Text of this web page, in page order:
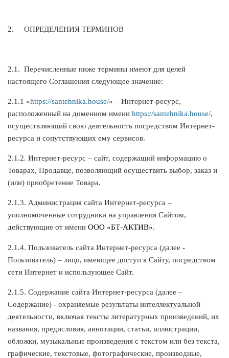
2. ОПРЕДЕЛЕНИЯ ТЕРМИНОВ
2.1. Перечисленные ниже термины имеют для целей
настоящего Соглашения следующее значение:
2.1.1 «https://santehnika.house/» – Интернет-ресурс,
расположенный на доменном имени https://santehnika.house/,
осуществляющий свою деятельность посредством Интернет-
ресурса и сопутствующих ему сервисов.
2.1.2. Интернет-ресурс – сайт, содержащий информацию о
Товарах, Продавце, позволяющий осуществить выбор, заказ и
(или) приобретение Товара.
2.1.3. Администрация сайта Интернет-ресурса –
уполномоченные сотрудники на управления Сайтом,
действующие от имени ООО «БТ-АКТИВ».
2.1.4. Пользователь сайта Интернет-ресурса (далее ‑
Пользователь) – лицо, имеющее доступ к Сайту, посредством
сети Интернет и использующее Сайт.
2.1.5. Содержание сайта Интернет-ресурса (далее –
Содержание) - охраняемые результаты интеллектуальной
деятельности, включая тексты литературных произведений, их
названия, предисловия, аннотации, статьи, иллюстрации,
обложки, музыкальные произведения с текстом или без текста,
графические, текстовые, фотографические, производные,